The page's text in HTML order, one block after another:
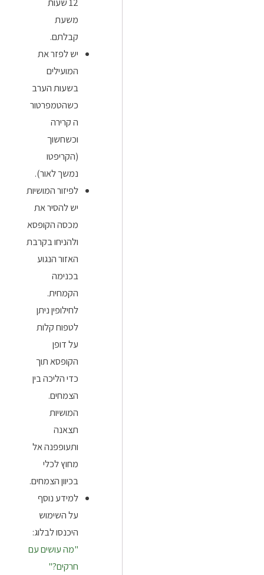
משעת
קבלתם.
יש לפזר את
המועילים
בשעות הערב
כשהטמפרטור
ה קרירה
וכשחשוך
(הקריפטו
נמשך לאור).
לפיזור המושיות
יש להסיר את
מכסה הקופסא
ולהניחו בקרבת
האזור הנגוע
בכנימה
הקמחית.
לחילופין ניתן
לטפוח קלות
על דופן
הקופסא תוך
כדי הליכה בין
הצמחים.
המושיות
תצאנה
ותעופפנה אל
מחוץ לכלי
בכיוון הצמחים.
למידע נוסף
על השימוש
היכנסו לבלוג:
"מה עושים עם
חרקים?"